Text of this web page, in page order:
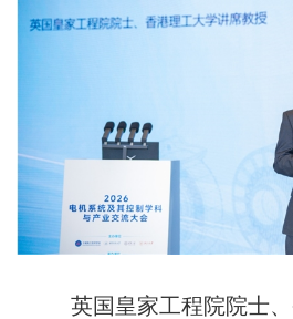
英国皇家工程院院士、